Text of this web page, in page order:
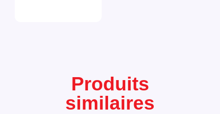
Produits
similaires